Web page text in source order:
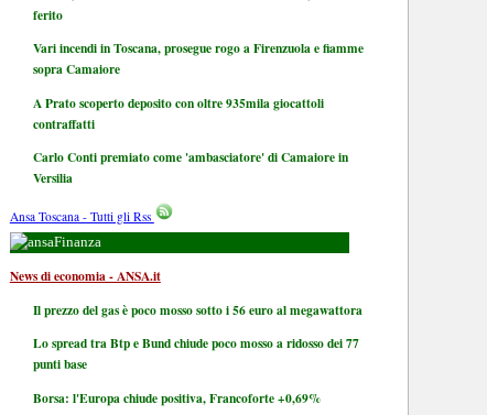
ferito
Vari incendi in Toscana, prosegue rogo a Firenzuola e fiamme
sopra Camaiore
A Prato scoperto deposito con oltre 935mila giocattoli
contraffatti
Carlo Conti premiato come 'ambasciatore' di Camaiore in
Versilia
Ansa Toscana - Tutti gli Rss
Finanza
News di economia - ANSA.it
Il prezzo del gas è poco mosso sotto i 56 euro al megawattora
Lo spread tra Btp e Bund chiude poco mosso a ridosso dei 77
punti base
Borsa: l'Europa chiude positiva, Francoforte +0,69%